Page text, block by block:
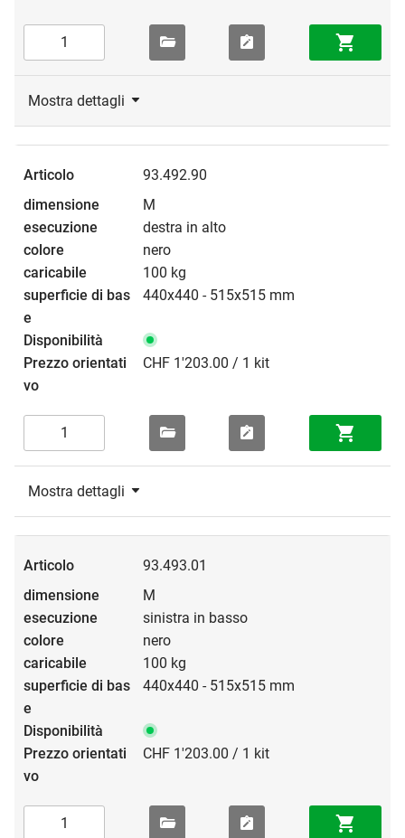
Mostra dettagli
93.492.90
M
destra in alto
nero
100 kg
440x440 - 515x515 mm
CHF 1'203.00 / 1 kit
Mostra dettagli
93.493.01
M
sinistra in basso
nero
100 kg
440x440 - 515x515 mm
CHF 1'203.00 / 1 kit